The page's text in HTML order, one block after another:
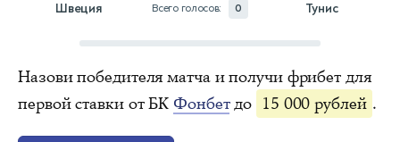
Швеция Всего голосов: 0 Тунис
Назови победителя матча и получи фрибет для
первой ставки от БК Фонбетдо 15 000 рублей .